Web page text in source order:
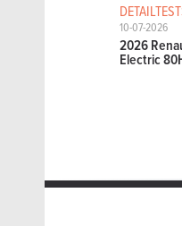
10-07-2026
2026
Electric